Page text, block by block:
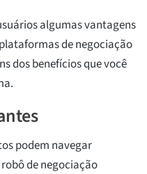
algumas vantagens
de negociação
dos benefícios que você
podem navegar
de negociação